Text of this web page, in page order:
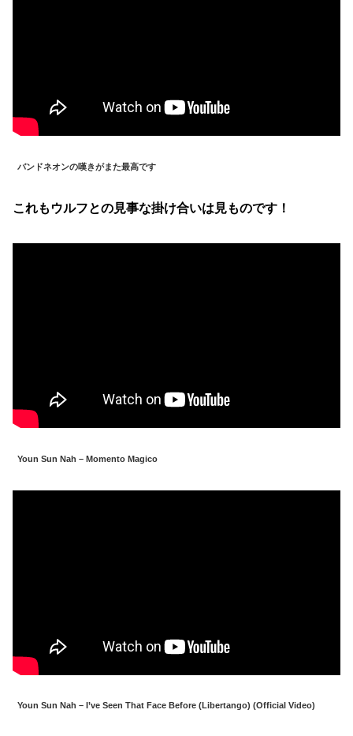
バンドネオンの嘆きがまた最高です
これもウルフとの見事な掛け合いは見ものです！
Youn Sun Nah – Momento Magico
Youn Sun Nah – I’ve Seen That Face Before (Libertango) (Official Video)